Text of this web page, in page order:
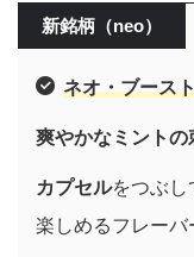
新銘柄（neo）
ネオ・ブース
爽やかなミントの
カプセルをつぶし
楽しめるフレーバ